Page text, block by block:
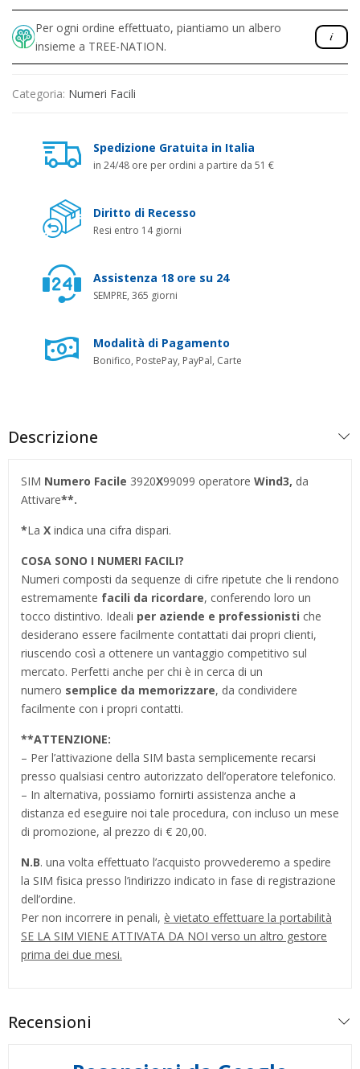
Per ogni ordine effettuato, piantiamo un albero
insieme a TREE-NATION.
Categoria: Numeri Facili
Spedizione Gratuita in Italia
in 24/48 ore per ordini a partire da 51 €
Diritto di Recesso
Resi entro 14 giorni
Assistenza 18 ore su 24
SEMPRE, 365 giorni
Modalità di Pagamento
Bonifico, PostePay, PayPal, Carte
Descrizione
SIM Numero Facile 3920X99099 operatore Wind3, da
Attivare**.
*La X indica una cifra dispari.
COSA SONO I NUMERI FACILI?
Numeri composti da sequenze di cifre ripetute che li rendono
estremamente facili da ricordare, conferendo loro un
tocco distintivo. Ideali per aziende e professionisti che
desiderano essere facilmente contattati dai propri clienti,
riuscendo così a ottenere un vantaggio competitivo sul
mercato. Perfetti anche per chi è in cerca di un
numero semplice da memorizzare, da condividere
facilmente con i propri contatti.
**ATTENZIONE:
– Per l’attivazione della SIM basta semplicemente recarsi
presso qualsiasi centro autorizzato dell’operatore telefonico.
– In alternativa, possiamo fornirti assistenza anche a
distanza ed eseguire noi tale procedura, con incluso un mese
di promozione, al prezzo di € 20,00.
N.B. una volta effettuato l’acquisto provvederemo a spedire
la SIM fisica presso l’indirizzo indicato in fase di registrazione
dell’ordine.
Per non incorrere in penali, è vietato effettuare la portabilità
SE LA SIM VIENE ATTIVATA DA NOI verso un altro gestore
prima dei due mesi.
Recensioni